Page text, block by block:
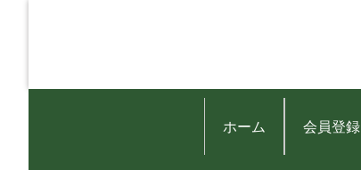
ホーム 会員登録